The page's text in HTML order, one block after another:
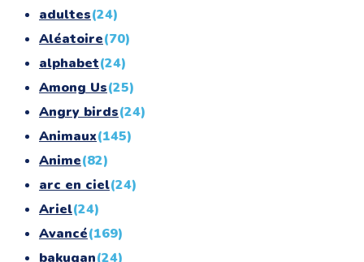
adultes(24)
Aléatoire(70)
alphabet(24)
Among Us(25)
Angry birds(24)
Animaux(145)
Anime(82)
arc en ciel(24)
Ariel(24)
Avancé(169)
bakugan(24)